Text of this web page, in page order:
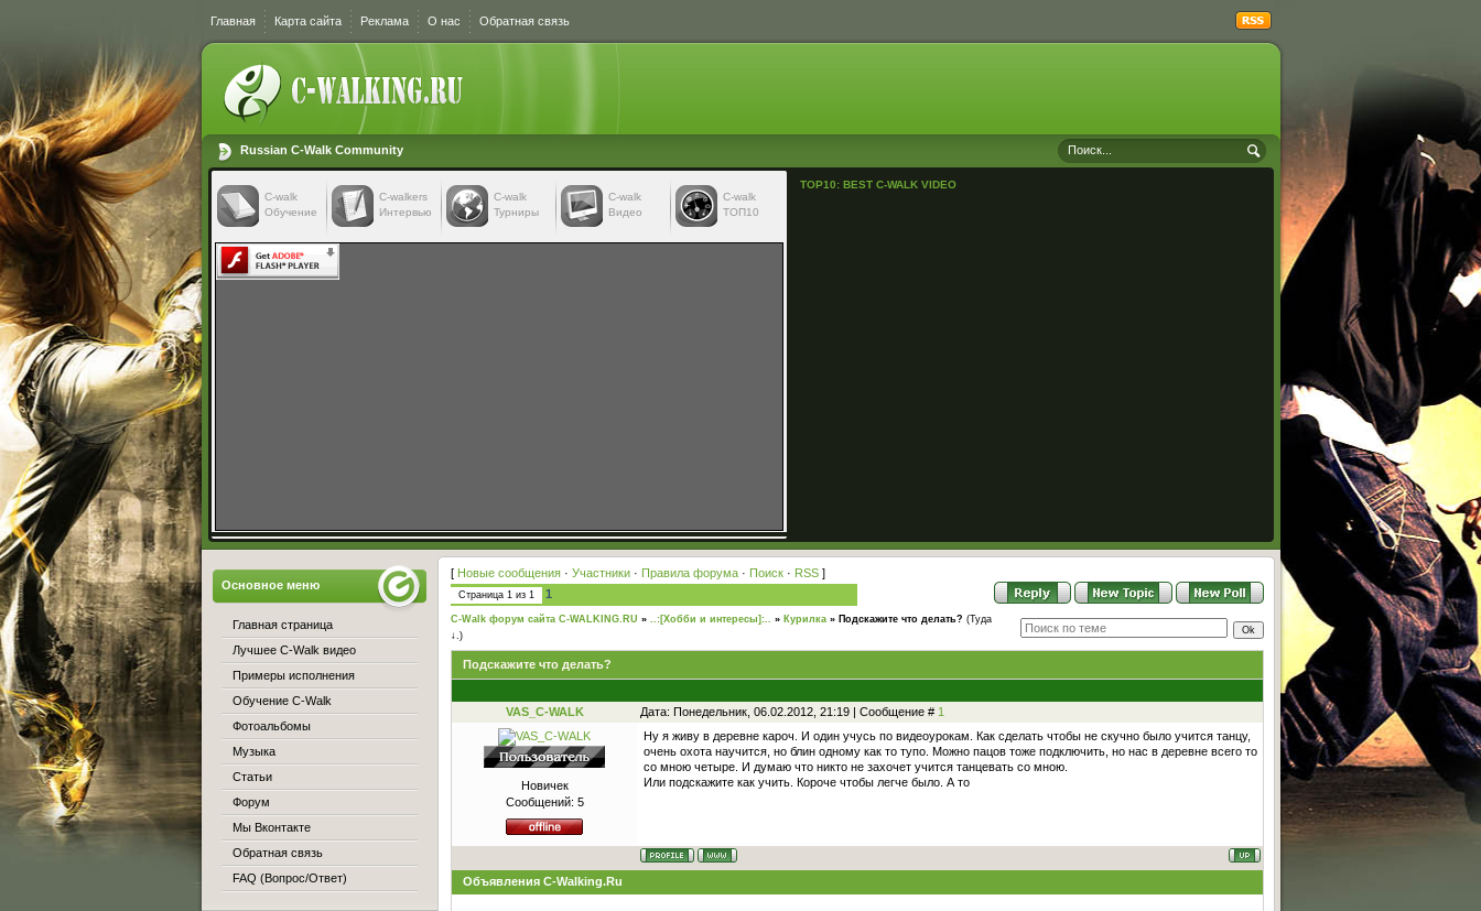
Главная Карта сайта Реклама О нас Обратная связь
Russian C-Walk Community
C-walk
Обучение
C-walkers
Интервью
С-walk
Турниры
С-walk
Видео
C-walk
ТОП10
TOP10: BEST C-WALK VIDEO
[ Новые сообщения· Участники· Правила форума· Поиск· RSS]
Страница 1из 1 1
C-Walk форум сайта C-WALKING.RU » ..:[Хобби и интересы]:.. » Курилка » Подскажите что делать? (Туда
↓.)
Подскажите что делать?
VAS_C-WALK Дата: Понедельник, 06.02.2012, 21:19 | Сообщение # 1
Новичек
Сообщений: 5
Ну я живу в деревне кароч. И один учусь по видеоурокам. Как сделать чтобы не скучно было учится танцу,
очень охота научится, но блин одному как то тупо. Можно пацов тоже подключить, но нас в деревне всего то
со мною четыре. И думаю что никто не захочет учится танцевать со мною.
Или подскажите как учить. Короче чтобы легче было. А то
Объявления C-Walking.Ru
Основное меню
Главная страница
Лучшее C-Walk видео
Примеры исполнения
Обучение C-Walk
Фотоальбомы
Музыка
Статьи
Форум
Мы Вконтакте
Обратная связь
FAQ (Вопрос/Ответ)